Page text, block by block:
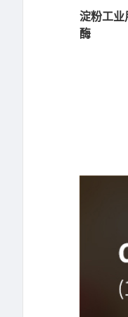
淀粉工业
酶